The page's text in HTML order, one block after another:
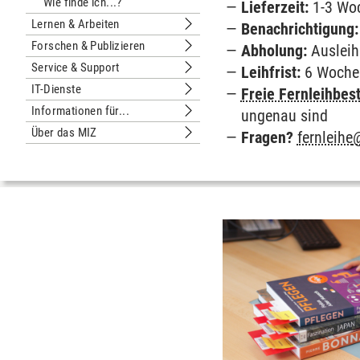
Lernen & Arbeiten
Untermenu Lernen & Arbeiten
Forschen & Publizieren
Untermenu Forschen & Publizieren
Service & Support
Untermenu Service & Support
IT-Dienste
Untermenu IT-Dienste
Informationen für...
Untermenu Informationen für...
Über das MIZ
Untermenu Über das MIZ
Lieferzeit:1-3
Benachrichtigung:
Abholung:
Leihfrist:6
Freie
ungenau sind
Fragen? fernleihe